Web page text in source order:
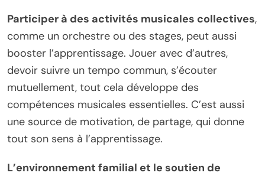
Participer à des activités musicales collectives,
comme un orchestre ou des stages, peut aussi
booster l’apprentissage. Jouer avec d’autres,
devoir suivre un tempo commun, s’écouter
mutuellement, tout cela développe des
compétences musicales essentielles. C’est aussi
une source de motivation, de partage, qui donne
tout son sens à l’apprentissage.
L’environnement familial et le soutien de